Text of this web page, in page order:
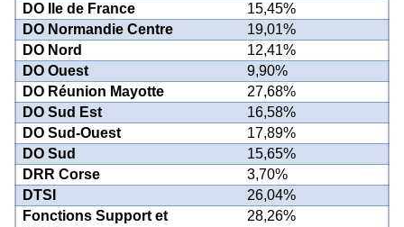
DO Ile de France
15,45%
DO Normandie Centre
19,01%
DO Nord
12,41%
DO Ouest
9,90%
DO Réunion Mayotte
27,68%
DO Sud Est
16,58%
DO Sud-Ouest
17,89%
DO Sud
15,65%
DRR Corse
3,70%
DTSI
26,04%
Fonctions Support et
28,26%